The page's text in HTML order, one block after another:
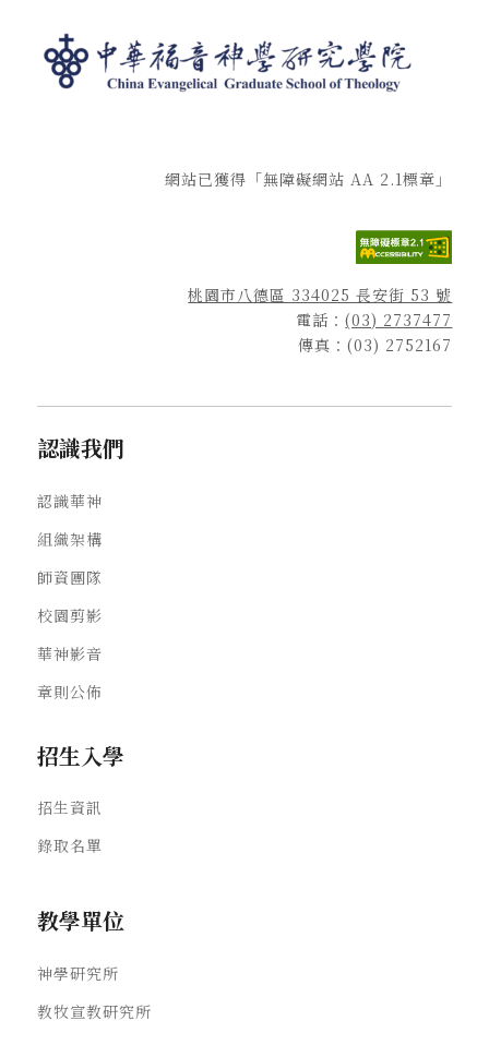
網站已獲得「無障礙網站 AA 2.1標章」
桃園市八德區 334025 長安街 53 號
電話：(03) 2737477
傳真：(03) 2752167
認識我們
認識華神
組織架構
師資團隊
校園剪影
華神影音
章則公佈
招生入學
招生資訊
錄取名單
教學單位
神學研究所
教牧宣教研究所